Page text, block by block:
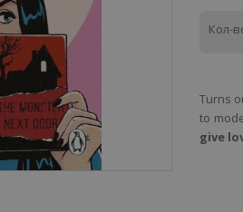
Кол-
Turns
to
give